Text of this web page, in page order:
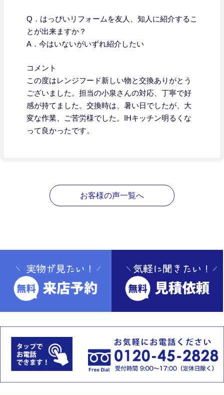
Q．はっぴいリフォームを友人、知人に紹介するこ
とが出来ますか？
A．今はいないがいずれ紹介したい
コメント
この度はレンジフード新しい物と交換ありがとう
ございました。担当の小泉さんの対応、丁寧で好
感が持てました。交換時は、暑い日でしたが、大
変な作業、ご苦労様でした。IHキッチン明るくな
って良かったです。
お客様の声一覧へ